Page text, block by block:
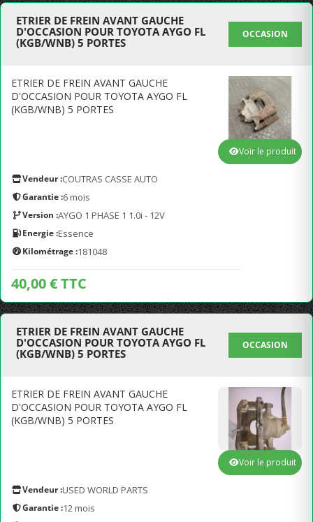
ETRIER DE FREIN AVANT GAUCHE
D'OCCASION POUR TOYOTA AYGO FL
(KGB/WNB) 5 PORTES
OCCASION
ETRIER DE FREIN AVANT GAUCHE
D'OCCASION POUR TOYOTA AYGO FL
(KGB/WNB) 5 PORTES
Vendeur :COUTRAS CASSE AUTO
Garantie :6 mois
Version :AYGO 1 PHASE 1 1.0i - 12V
Energie :Essence
Kilométrage :181048
40,00 € TTC
Voir le produit
ETRIER DE FREIN AVANT GAUCHE
D'OCCASION POUR TOYOTA AYGO FL
(KGB/WNB) 5 PORTES
OCCASION
ETRIER DE FREIN AVANT GAUCHE
D'OCCASION POUR TOYOTA AYGO FL
(KGB/WNB) 5 PORTES
Vendeur :USED WORLD PARTS
Garantie :12 mois
Voir le produit